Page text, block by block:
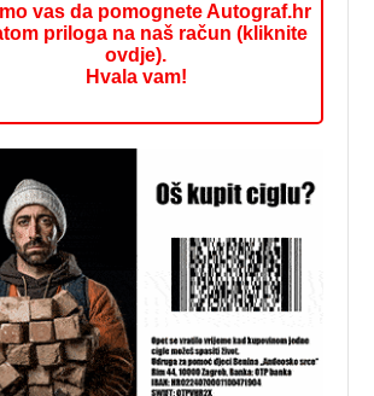
vas da pomognete Autograf.hr
priloga na naš račun (kliknite
ovdje).
Hvala vam!